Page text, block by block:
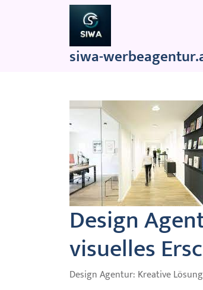
siwa-
Design
visuelles
Design Agentur: Kreative